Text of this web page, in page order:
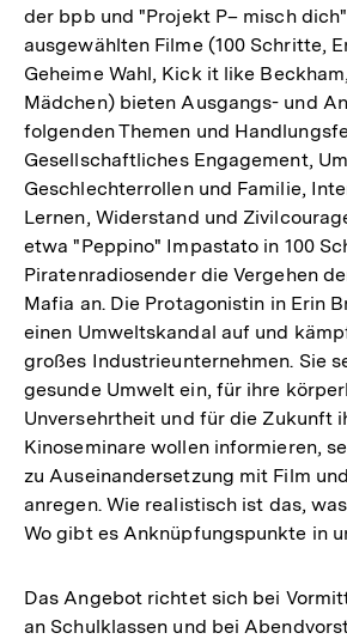
der bpb und "Projekt P– misch
ausgewählten Filme (100 Schritte,
Geheime Wahl, Kick it like
Mädchen) bieten Ausgangs- und
folgenden Themen und
Gesellschaftliches Engagement,
Geschlechterrollen und Familie,
Lernen, Widerstand und
etwa "Peppino" Impastato in 100
Piratenradiosender die Vergehen
Mafia an. Die Protagonistin in Erin
einen Umweltskandal auf und
großes Industrieunternehmen. Sie
gesunde Umwelt ein, für ihre
Unversehrtheit und für die Zukunft
Kinoseminare wollen informieren,
zu Auseinandersetzung mit Film
anregen. Wie realistisch ist das,
Wo gibt es Anknüpfungspunkte in
Das Angebot richtet sich bei
an Schulklassen und bei